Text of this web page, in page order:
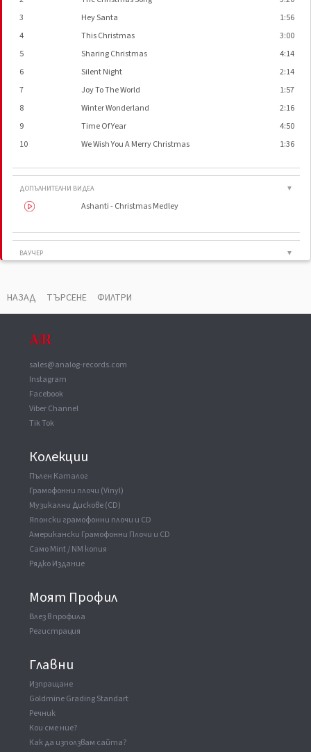
3
Hey Santa
1:56
4
This Christmas
3:00
5
Sharing Christmas
4:14
6
Silent Night
2:14
7
Joy To The World
1:57
8
Winter Wonderland
2:16
9
Time Of Year
4:50
10
We Wish You A Merry Christmas 1:36
ДОПЪЛНИТЕЛНИ ВИДЕА ▼
Ashanti - Christmas Medley
ВАУЧЕР ▼
НАЗАД ТЪРСЕНЕ ФИЛТРИ
sales@analog-records.com
Instagram
Facebook
Viber Channel
Tik Tok
Колекции
Пълен Каталог
Грамофонни плочи (Vinyl)
Музикални Дискове (CD)
Японски грамофонни плочи и CD
Американски Грамофонни Плочи и CD
Само Mint / NM копия
Рядко Издание
Моят Профил
Влез в профила
Регистрация
Главни
Изпращане
Goldmine Grading Standart
Речник
Кои сме ние?
Как да използвам сайта?